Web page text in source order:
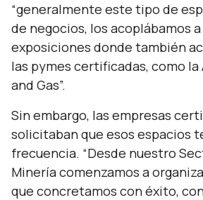
“generalmente este tipo de
de negocios, los acoplábamos
exposiciones donde también
las pymes certificadas, como
and Gas”.
Sin embargo, las empresas
solicitaban que esos espacios
frecuencia. “Desde nuestro
Minería comenzamos a
que concretamos con éxito,